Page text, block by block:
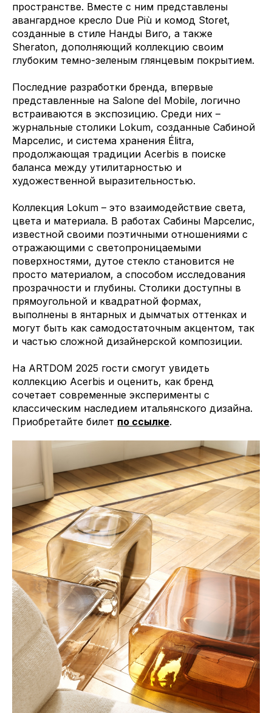
пространстве. Вместе с ним представлены
авангардное кресло Due Più и комод Storet,
созданные в стиле Нанды Вигo, а также
Sheraton, дополняющий коллекцию своим
глубоким темно-зеленым глянцевым покрытием.
Последние разработки бренда, впервые
представленные на Salone del Mobile, логично
встраиваются в экспозицию. Среди них –
журнальные столики Lokum, созданные Сабиной
Марселис, и система хранения Élitra,
продолжающая традиции Acerbis в поиске
баланса между утилитарностью и
художественной выразительностью.
Коллекция Lokum – это взаимодействие света,
цвета и материала. В работах Сабины Марселис,
известной своими поэтичными отношениями с
отражающими с светопроницаемыми
поверхностями, дутое стекло становится не
просто материалом, а способом исследования
прозрачности и глубины. Столики доступны в
прямоугольной и квадратной формах,
выполнены в янтарных и дымчатых оттенках и
могут быть как самодостаточным акцентом, так
и частью сложной дизайнерской композиции.
На ARTDOM 2025 гости смогут увидеть
коллекцию Acerbis и оценить, как бренд
сочетает современные эксперименты с
классическим наследием итальянского дизайна.
Приобретайте билет по ссылке.